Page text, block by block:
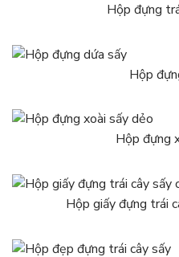
Hộp đựng
Hộp
Hộp đựng
Hộp giấy đựng trái